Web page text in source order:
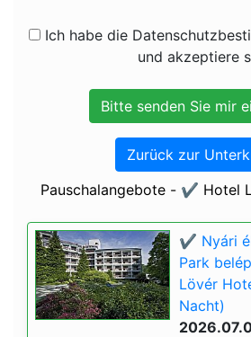
Ich habe die
und akzeptiere
Zurück zur
Pauschalangebote - ✔️ Hotel
✔️ Nyári
Park
Lövér
Nacht)